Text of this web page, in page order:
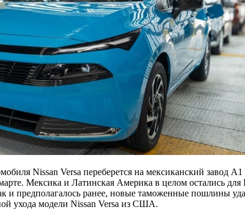
Nissan Versa переберется на мексиканский завод
марте. Мексика и Латинская Америка в целом остались
и предполагалось ранее, новые таможенные пошлины
ухода модели Nissan Versa из США.